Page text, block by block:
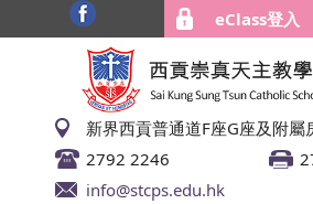
eClass登入
新界西貢普通道F座G座及附屬
2792 2246
info@stcps.edu.hk